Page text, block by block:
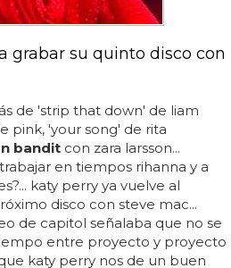
grabar su quinto disco con
de 'strip that down' de liam
pink, 'your song' de rita
bandit con zara larsson...
en tiempos rihanna y a
katy perry ya vuelve al
disco con steve mac...
de capitol señalaba que no se
entre proyecto y proyecto
katy perry nos de un buen